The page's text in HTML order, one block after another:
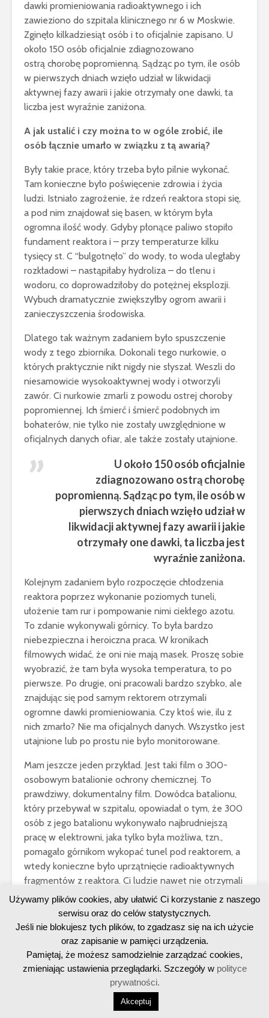
dawki promieniowania radioaktywnego i ich
zawieziono do szpitala klinicznego nr 6 w Moskwie.
Zginęło kilkadziesiąt osób i to oficjalnie zapisano. U
około 150 osób oficjalnie zdiagnozowano
ostrą chorobę popromienną. Sądząc po tym, ile osób
w pierwszych dniach wzięło udział w likwidacji
aktywnej fazy awarii i jakie otrzymały one dawki, ta
liczba jest wyraźnie zaniżona.
A jak ustalić i czy można to w ogóle zrobić, ile
osób łącznie umarło w związku z tą awarią?
Były takie prace, który trzeba było pilnie wykonać.
Tam konieczne było poświęcenie zdrowia i życia
ludzi. Istniało zagrożenie, że rdzeń reaktora stopi się,
a pod nim znajdował się basen, w którym była
ogromna ilość wody. Gdyby płonące paliwo stopiło
fundament reaktora i – przy temperaturze kilku
tysięcy st. C “bulgotnęło” do wody, to woda uległaby
rozkładowi – nastąpiłaby hydroliza – do tlenu i
wodoru, co doprowadziłoby do potężnej eksplozji.
Wybuch dramatycznie zwiększyłby ogrom awarii i
zanieczyszczenia środowiska.
Dlatego tak ważnym zadaniem było spuszczenie
wody z tego zbiornika. Dokonali tego nurkowie, o
których praktycznie nikt nigdy nie słyszał. Weszli do
niesamowicie wysokoaktywnej wody i otworzyli
zawór. Ci nurkowie zmarli z powodu ostrej choroby
popromiennej. Ich śmierć i śmierć podobnych im
bohaterów, nie tylko nie zostały uwzględnione w
oficjalnych danych ofiar, ale także zostały utajnione.
U około 150 osób oficjalnie
zdiagnozowano ostrą chorobę
popromienną. Sądząc po tym, ile osób w
pierwszych dniach wzięło udział w
likwidacji aktywnej fazy awarii i jakie
otrzymały one dawki, ta liczba jest
wyraźnie zaniżona.
Kolejnym zadaniem było rozpoczęcie chłodzenia
reaktora poprzez wykonanie poziomych tuneli,
ułożenie tam rur i pompowanie nimi ciekłego azotu.
To zdanie wykonywali górnicy. To była bardzo
niebezpieczna i heroiczna praca. W kronikach
filmowych widać, że oni nie mają masek. Proszę sobie
wyobrazić, że tam była wysoka temperatura, to po
pierwsze. Po drugie, oni pracowali bardzo szybko, ale
znajdując się pod samym rektorem otrzymali
ogromne dawki promieniowania. Czy ktoś wie, ilu z
nich zmarło? Nie ma oficjalnych danych. Wszystko jest
utajnione lub po prostu nie było monitorowane.
Mam jeszcze jeden przykład. Jest taki film o 300-
osobowym batalionie ochrony chemicznej. To
prawdziwy, dokumentalny film. Dowódca batalionu,
który przebywał w szpitalu, opowiadał o tym, że 300
osób z jego batalionu wykonywało najbrudniejszą
pracę w elektrowni, jaka tylko była możliwa, tzn.,
pomagało górnikom wykopać tunel pod reaktorem, a
wtedy konieczne było uprzątnięcie radioaktywnych
fragmentów z reaktora. Ci ludzie nawet nie otrzymali
statusu likwidatorów, ponieważ z powodu biurokracji
nie mogli udowodnić, że tam byli.
Dowódca batalionu, który udzielał wywiadu,
stwierdził, że już ponad połowa jego ludzi umarła. A
jakie dawki otrzymali? Tego nikt nie wie. Nikt nie wie,
bo na przykład funkcjonariusze KBG po wykonaniu
przez ludzi pracy w najbardziej skażonych miejscach
często niszczyli informacje o otrzymanych dawkach
Używamy plików cookies, aby ułatwić Ci korzystanie z naszego
serwisu oraz do celów statystycznych.
Jeśli nie blokujesz tych plików, to zgadzasz się na ich użycie
oraz zapisanie w pamięci urządzenia.
Pamiętaj, że możesz samodzielnie zarządzać cookies,
zmieniając ustawienia przeglądarki. Szczegóły wpolityce
prywatności.
Akceptuj